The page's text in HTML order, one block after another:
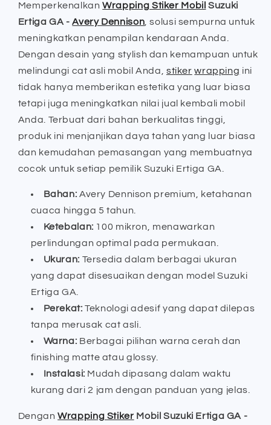
-
Avery
Dennison
-
Avery
Dennison
MemperkenalkanWrapping Stiker Mobil Suzuki
Ertiga GA -Avery Dennison , solusi sempurna untuk
meningkatkan penampilan kendaraan Anda.
Dengan desain yang stylish dan kemampuan untuk
melindungi cat asli mobil Anda, stiker wrapping ini
tidak hanya memberikan estetika yang luar biasa
tetapi juga meningkatkan nilai jual kembali mobil
Anda. Terbuat dari bahan berkualitas tinggi,
produk ini menjanjikan daya tahan yang luar biasa
dan kemudahan pemasangan yang membuatnya
cocok untuk setiap pemilik Suzuki Ertiga GA.
Bahan: Avery Dennison premium, ketahanan
cuaca hingga 5 tahun.
Ketebalan: 100 mikron, menawarkan
perlindungan optimal pada permukaan.
Ukuran: Tersedia dalam berbagai ukuran
yang dapat disesuaikan dengan model Suzuki
Ertiga GA.
Perekat: Teknologi adesif yang dapat dilepas
tanpa merusak cat asli.
Warna: Berbagai pilihan warna cerah dan
finishing matte atau glossy.
Instalasi: Mudah dipasang dalam waktu
kurang dari 2 jam dengan panduan yang jelas.
DenganWrapping Stiker Mobil Suzuki Ertiga GA -